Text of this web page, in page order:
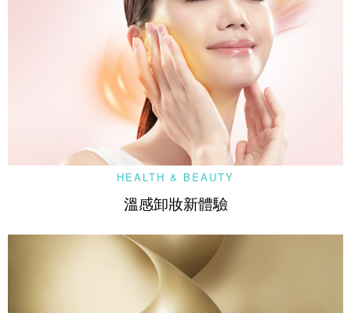
HEALTH & BEAUTY
溫感卸妝新體驗